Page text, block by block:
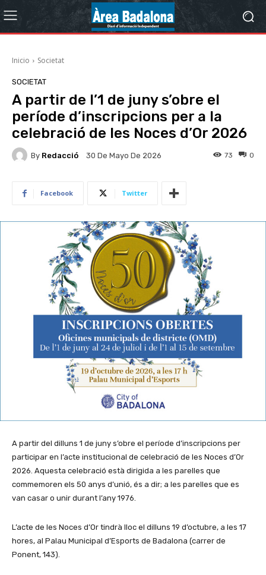
Inicio Societat
SOCIETAT
A partir de l’1 de juny s’obre el
període d’inscripcions per a la
celebració de les Noces d’Or 2026
By Redacció 30 De Mayo De 2026 0
73
Facebook Twitter
A partir del dilluns 1 de juny s’obre el període d’inscripcions per
participar en l’acte institucional de celebració de les Noces d’Or
2026. Aquesta celebració està dirigida a les parelles que
commemoren els 50 anys d’unió, és a dir; a les parelles que es
van casar o unir durant l’any 1976.
L’acte de les Noces d’Or tindrà lloc el dilluns 19 d’octubre, a les 17
hores, al Palau Municipal d’Esports de Badalona (carrer de
Ponent, 143).